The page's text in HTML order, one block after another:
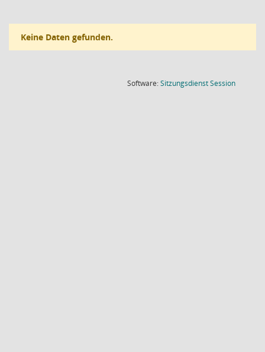
Keine Daten gefunden.
Software:SitzungsdienstSession(Wird in